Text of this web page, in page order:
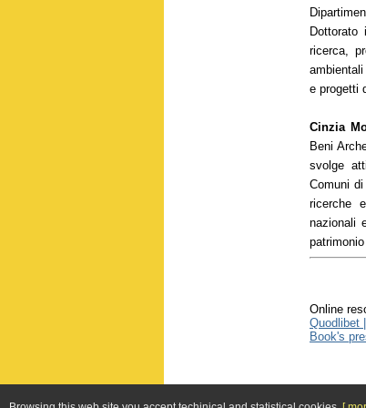
Dottorato
ricerca,
e progetti
Cinzia
Beni
svolge
Comuni
ricerche
nazionali
patrimonio
Online
Quodlibet
Book's